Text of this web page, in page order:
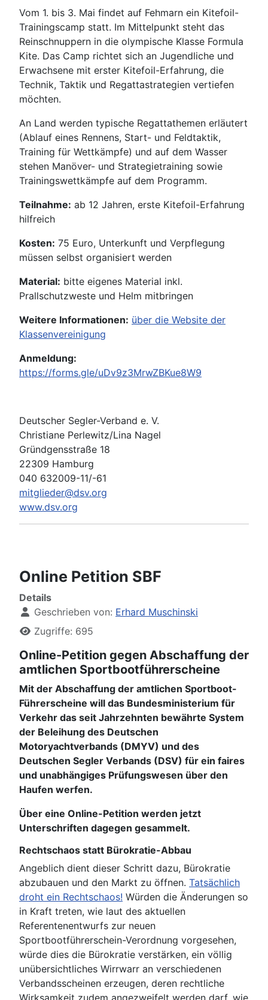
Vom 1. bis 3. Mai findet auf Fehmarn ein Kitefoil-
Trainingscamp statt. Im Mittelpunkt steht das
Reinschnuppern in die olympische Klasse Formula
Kite. Das Camp richtet sich an Jugendliche und
Erwachsene mit erster Kitefoil-Erfahrung, die
Technik, Taktik und Regattastrategien vertiefen
möchten.
An Land werden typische Regattathemen erläutert
(Ablauf eines Rennens, Start- und Feldtaktik,
Training für Wettkämpfe) und auf dem Wasser
stehen Manöver- und Strategietraining sowie
Trainingswettkämpfe auf dem Programm.
Teilnahme: ab 12 Jahren, erste Kitefoil-Erfahrung
hilfreich
Kosten: 75 Euro, Unterkunft und Verpflegung
müssen selbst organisiert werden
Material: bitte eigenes Material inkl.
Prallschutzweste und Helm mitbringen
Weitere Informationen: über die Website der
Klassenvereinigung
Anmeldung:
https://forms.gle/uDv9z3MrwZBKue8W9
Deutscher Segler-Verband e. V.
Christiane Perlewitz/Lina Nagel
Gründgensstraße 18
22309 Hamburg
040 632009-11/-61
mitglieder@dsv.org
www.dsv.org
Online Petition SBF
Details
Geschrieben von: Erhard Muschinski
Zugriffe: 695
Online-Petition gegen Abschaffung der
amtlichen Sportbootführerscheine
Mit der Abschaffung der amtlichen Sportboot-
Führerscheine will das Bundesministerium für
Verkehr das seit Jahrzehnten bewährte System
der Beleihung des Deutschen
Motoryachtverbands (DMYV) und des
Deutschen Segler Verbands (DSV) für ein faires
und unabhängiges Prüfungswesen über den
Haufen werfen.
Über eine Online-Petition werden jetzt
Unterschriften dagegen gesammelt.
Rechtschaos statt Bürokratie-Abbau
Angeblich dient dieser Schritt dazu, Bürokratie
abzubauen und den Markt zu öffnen. Tatsächlich
droht ein Rechtschaos! Würden die Änderungen so
in Kraft treten, wie laut des aktuellen
Referentenentwurfs zur neuen
Sportbootführerschein-Verordnung vorgesehen,
würde dies die Bürokratie verstärken, ein völlig
unübersichtliches Wirrwarr an verschiedenen
Verbandsscheinen erzeugen, deren rechtliche
Wirksamkeit zudem angezweifelt werden darf, wie